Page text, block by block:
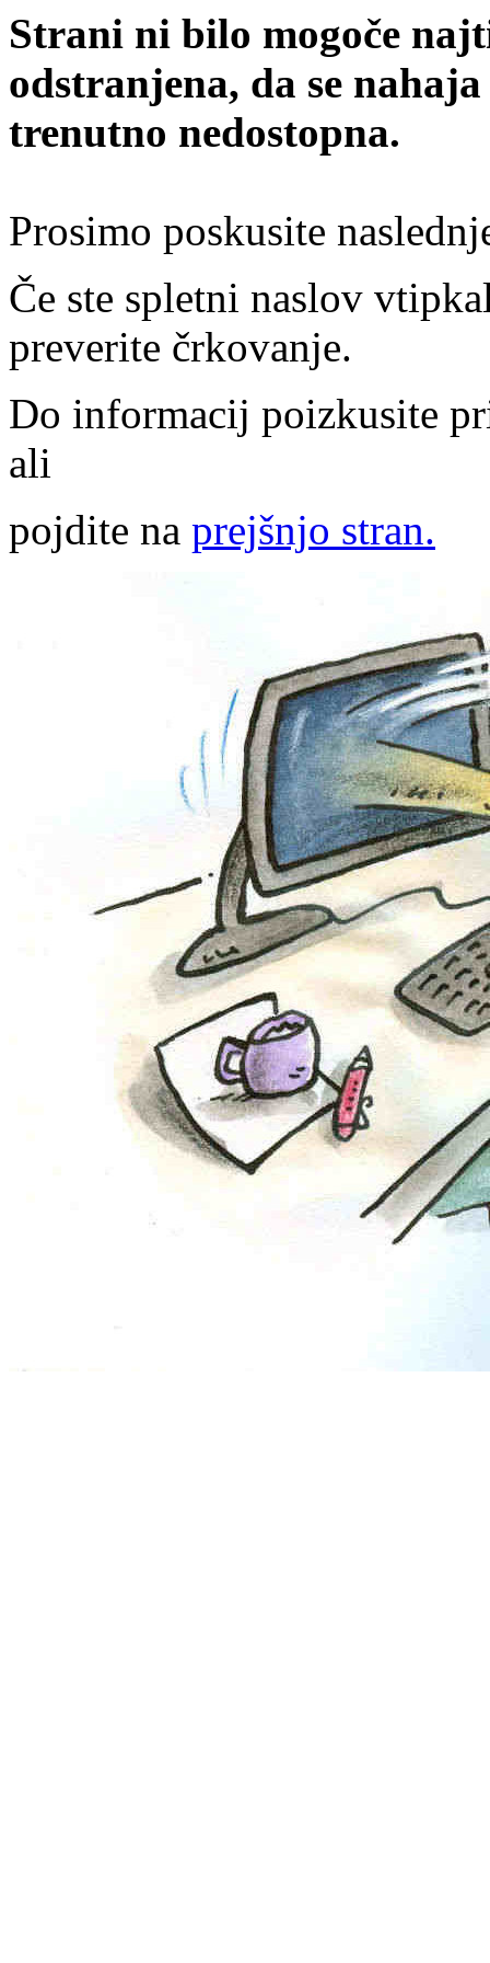
Strani ni bilo mogoče
odstranjena, da se
trenutno nedostopna.
Prosimo poskusite
Če ste spletni naslov
preverite črkovanje.
Do informacij poizkusite
ali
pojdite na prejšnjo stran.